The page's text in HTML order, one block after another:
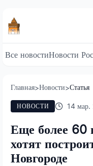
Все новостиНовости
Главная>Новости>Статья
НОВОСТИ 14
Еще более 60
хотят
Новгороде